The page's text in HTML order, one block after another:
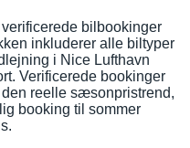
bilbookinger
inkluderer alle biltyper
i Nice Lufthavn
Verificerede bookinger
reelle sæsonpristrend,
booking til sommer